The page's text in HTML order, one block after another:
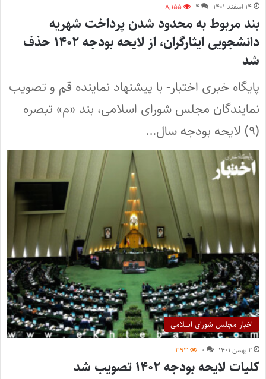
۱۴ اسفند ۱۴۰۱ ۴ ۸,۱۵۵
بند مربوط به محدود شدن پرداخت شهریه
دانشجویی ایثارگران، از لایحه بودجه ۱۴۰۲ حذف
شد
پایگاه خبری اختبار- با پیشنهاد نماینده قم و تصویب
نمایندگان مجلس شورای اسلامی، بند «م» تبصره
(۹) لایحه بودجه سال…
اخبار مجلس شورای اسلامی
۲ بهمن ۱۴۰۱ ۰ ۳۹۳
کلیات لایحه بودجه ۱۴۰۲ تصویب شد